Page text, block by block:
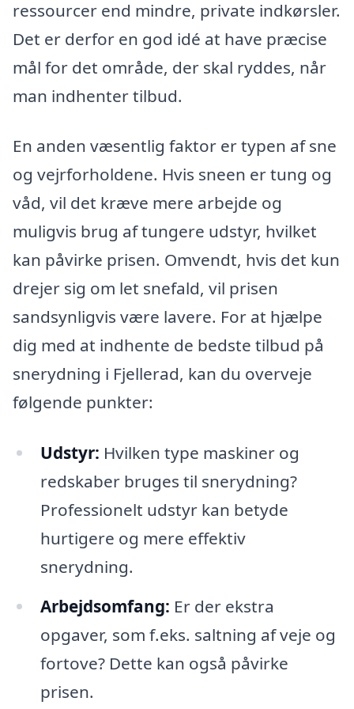
ressourcer end mindre, private indkørsler.
Det er derfor en god idé at have præcise
mål for det område, der skal ryddes, når
man indhenter tilbud.
En anden væsentlig faktor er typen af sne
og vejrforholdene. Hvis sneen er tung og
våd, vil det kræve mere arbejde og
muligvis brug af tungere udstyr, hvilket
kan påvirke prisen. Omvendt, hvis det kun
drejer sig om let snefald, vil prisen
sandsynligvis være lavere. For at hjælpe
dig med at indhente de bedste tilbud på
snerydning i Fjellerad, kan du overveje
følgende punkter:
Udstyr: Hvilken type maskiner og
redskaber bruges til snerydning?
Professionelt udstyr kan betyde
hurtigere og mere effektiv
snerydning.
Arbejdsomfang: Er der ekstra
opgaver, som f.eks. saltning af veje og
fortove? Dette kan også påvirke
prisen.